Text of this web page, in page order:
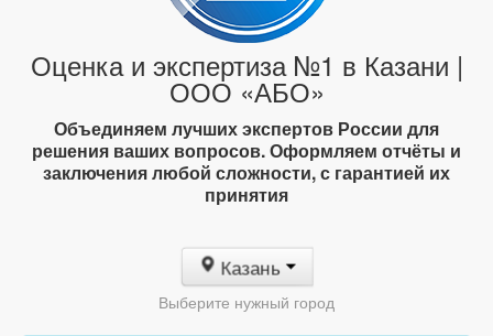
Оценка и экспертиза №1 в Казани |
ООО «АБО»
Объединяем лучших экспертов России для
решения ваших вопросов. Оформляем отчёты и
заключения любой сложности, с гарантией их
принятия
Казань
Выберите нужный город